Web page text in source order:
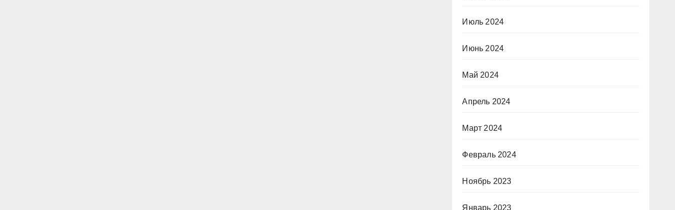
Июль 2024
Июнь 2024
Май 2024
Апрель 2024
Март 2024
Февраль 2024
Ноябрь 2023
Январь 2023